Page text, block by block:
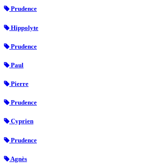
Prudence
Hippolyte
Prudence
Paul
Pierre
Prudence
Cyprien
Prudence
Agnès